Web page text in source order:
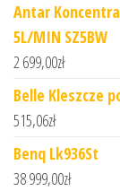
Antar
5L/MIN SZ5BW
2 699,00zł
Belle Kleszcze
515,06zł
Benq Lk936St
38 999,00zł